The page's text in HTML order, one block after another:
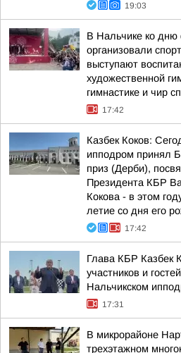
19:03
В Нальчике ко дню
организовали
выступают
художественной
гимнастике и чир
17:42
Казбек Коков:
ипподром принял
приз (Дерби),
Президента КБР
Кокова - в этом
летие со дня его
17:42
Глава КБР Казбек
участников и
Нальчикском
17:31
В микрорайоне
трехэтажном